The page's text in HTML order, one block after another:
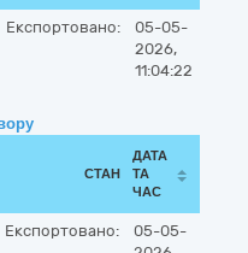
Експортовано:
05-05-
2026,
11:04:22
СТАН
ДАТА
ТА
ЧАС
Експортовано:
05-05-